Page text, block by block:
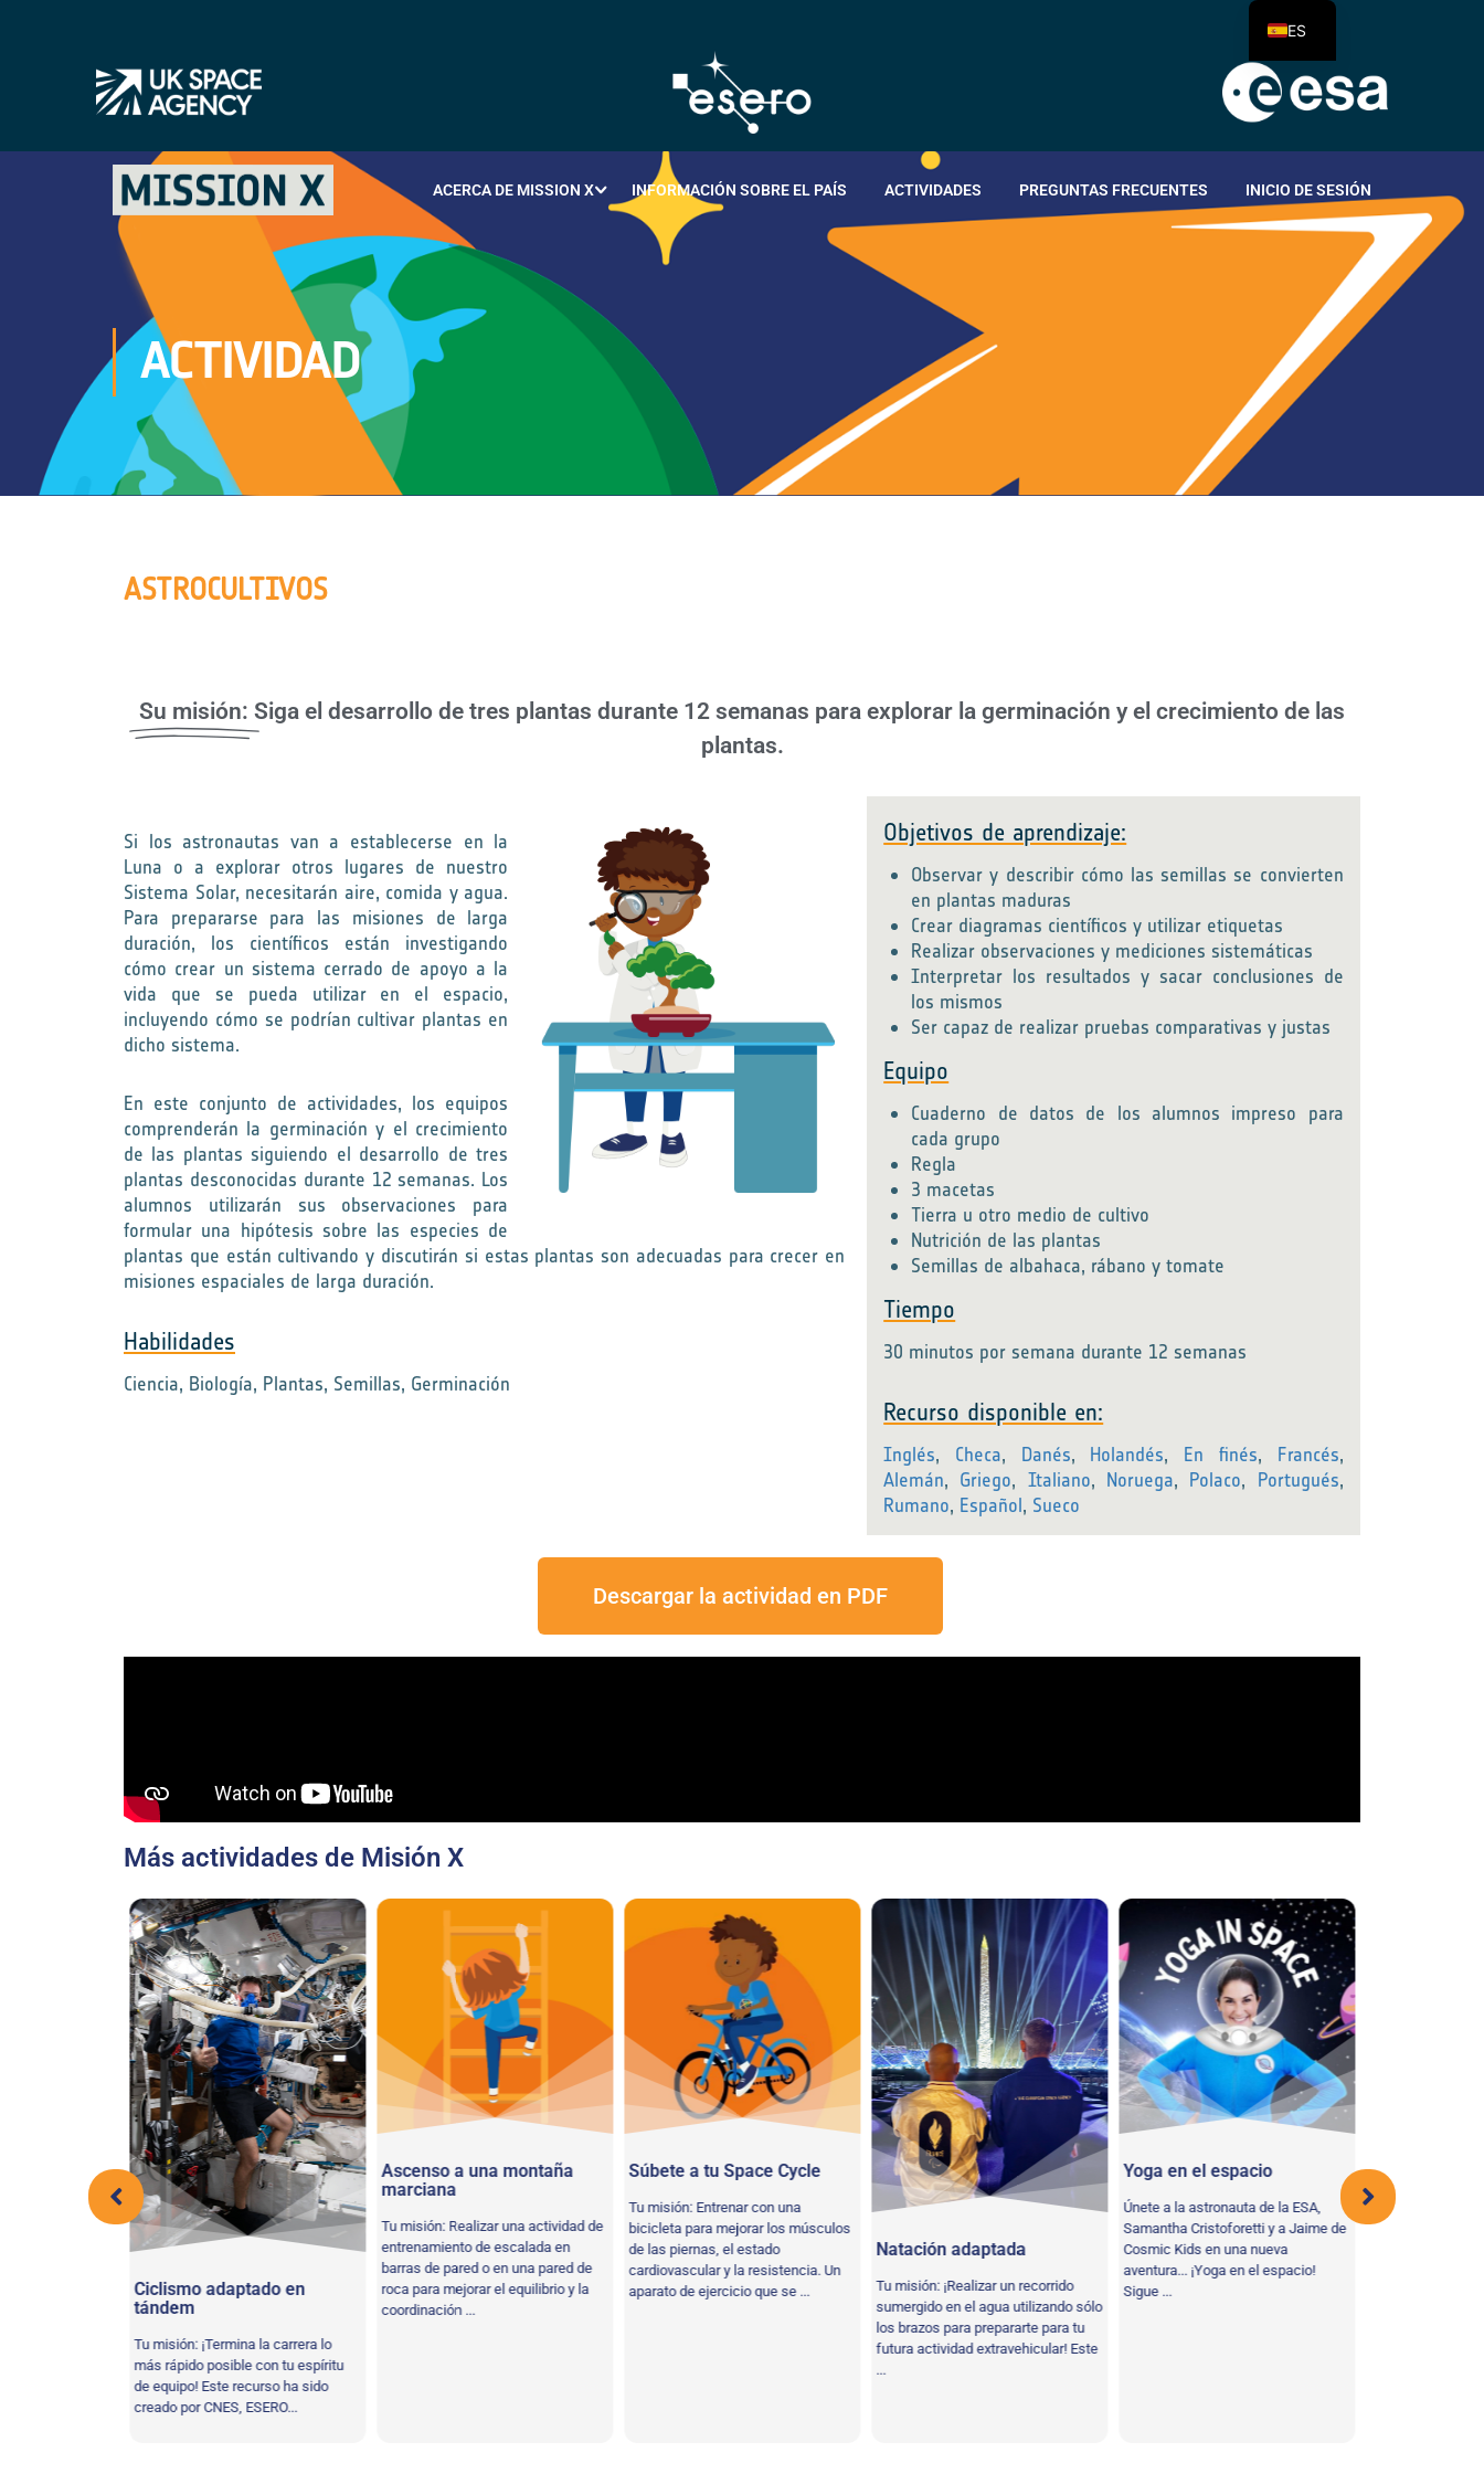
ACERCA DE MISSION X INFORMACIÓN SOBRE EL PAÍS ACTIVIDADES PREGUNTAS FRECUENTES INICIO DE SESIÓN
ACTIVIDAD
ASTROCULTIVOS
Su misión: Siga el desarrollo de tres plantas durante 12 semanas para explorar la germinación y el crecimiento de las
plantas.
Si los astronautas van a establecerse en la
Luna o a explorar otros lugares de nuestro
Sistema Solar, necesitarán aire, comida y agua.
Para prepararse para las misiones de larga
duración, los científicos están investigando
cómo crear un sistema cerrado de apoyo a la
vida que se pueda utilizar en el espacio,
incluyendo cómo se podrían cultivar plantas en
dicho sistema.
En este conjunto de actividades, los equipos
comprenderán la germinación y el crecimiento
de las plantas siguiendo el desarrollo de tres
plantas desconocidas durante 12 semanas. Los
alumnos utilizarán sus observaciones para
formular una hipótesis sobre las especies de
plantas que están cultivando y discutirán si estas plantas son adecuadas para crecer en
misiones espaciales de larga duración.
Habilidades
Ciencia, Biología, Plantas, Semillas, Germinación
Objetivos de aprendizaje:
Observar y describir cómo las semillas se convierten
en plantas maduras
Crear diagramas científicos y utilizar etiquetas
Realizar observaciones y mediciones sistemáticas
Interpretar los resultados y sacar conclusiones de
los mismos
Ser capaz de realizar pruebas comparativas y justas
Equipo
Cuaderno de datos de los alumnos impreso para
cada grupo
Regla
3 macetas
Tierra u otro medio de cultivo
Nutrición de las plantas
Semillas de albahaca, rábano y tomate
Tiempo
30 minutos por semana durante 12 semanas
Recurso disponible en:
Inglés, Checa, Danés, Holandés, En finés, Francés,
Alemán, Griego, Italiano, Noruega, Polaco, Portugués,
Rumano, Español, Sueco
Descargar la actividad en PDF
Más actividades de Misión X
Ciclismo adaptado en
tándem
Tu misión: ¡Termina la carrera lo
más rápido posible con tu espíritu
de equipo! Este recurso ha sido
creado por CNES, ESERO...
Ascenso a una montaña
marciana
Tu misión: Realizar una actividad de
entrenamiento de escalada en
barras de pared o en una pared de
roca para mejorar el equilibrio y la
coordinación ...
Súbete a tu Space Cycle
Tu misión: Entrenar con una
bicicleta para mejorar los músculos
de las piernas, el estado
cardiovascular y la resistencia. Un
aparato de ejercicio que se ...
Natación adaptada
Tu misión: ¡Realizar un recorrido
sumergido en el agua utilizando sólo
los brazos para prepararte para tu
futura actividad extravehicular! Este
...
Yoga en el espacio
Únete a la astronauta de la ESA,
Samantha Cristoforetti y a Jaime de
Cosmic Kids en una nueva
aventura... ¡Yoga en el espacio!
Sigue ...
Burpees con
Tu misión:
que mezcle
ES